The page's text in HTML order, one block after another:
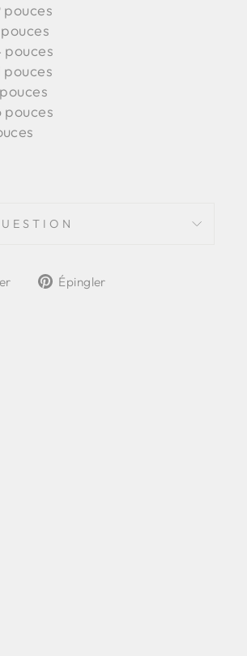
pouces
pouces
TweeterÉpingler